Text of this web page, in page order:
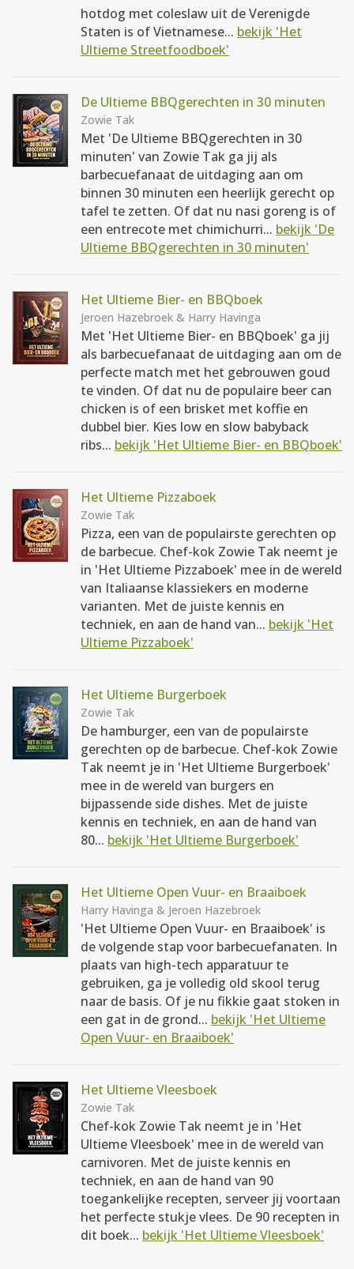
hotdog met coleslaw uit de Verenigde
Staten is of Vietnamese... bekijk 'Het
Ultieme Streetfoodboek'
De Ultieme BBQgerechten in 30 minuten
Zowie Tak
Met 'De Ultieme BBQgerechten in 30
minuten' van Zowie Tak ga jij als
barbecuefanaat de uitdaging aan om
binnen 30 minuten een heerlijk gerecht op
tafel te zetten. Of dat nu nasi goreng is of
een entrecote met chimichurri... bekijk 'De
Ultieme BBQgerechten in 30 minuten'
Het Ultieme Bier- en BBQboek
Jeroen Hazebroek & Harry Havinga
Met 'Het Ultieme Bier- en BBQboek' ga jij
als barbecuefanaat de uitdaging aan om de
perfecte match met het gebrouwen goud
te vinden. Of dat nu de populaire beer can
chicken is of een brisket met koffie en
dubbel bier. Kies low en slow babyback
ribs... bekijk 'Het Ultieme Bier- en BBQboek'
Het Ultieme Pizzaboek
Zowie Tak
Pizza, een van de populairste gerechten op
de barbecue. Chef-kok Zowie Tak neemt je
in 'Het Ultieme Pizzaboek' mee in de wereld
van Italiaanse klassiekers en moderne
varianten. Met de juiste kennis en
techniek, en aan de hand van... bekijk 'Het
Ultieme Pizzaboek'
Het Ultieme Burgerboek
Zowie Tak
De hamburger, een van de populairste
gerechten op de barbecue. Chef-kok Zowie
Tak neemt je in 'Het Ultieme Burgerboek'
mee in de wereld van burgers en
bijpassende side dishes. Met de juiste
kennis en techniek, en aan de hand van
80... bekijk 'Het Ultieme Burgerboek'
Het Ultieme Open Vuur- en Braaiboek
Harry Havinga & Jeroen Hazebroek
'Het Ultieme Open Vuur- en Braaiboek' is
de volgende stap voor barbecuefanaten. In
plaats van high-tech apparatuur te
gebruiken, ga je volledig old skool terug
naar de basis. Of je nu fikkie gaat stoken in
een gat in de grond... bekijk 'Het Ultieme
Open Vuur- en Braaiboek'
Het Ultieme Vleesboek
Zowie Tak
Chef-kok Zowie Tak neemt je in 'Het
Ultieme Vleesboek' mee in de wereld van
carnivoren. Met de juiste kennis en
techniek, en aan de hand van 90
toegankelijke recepten, serveer jij voortaan
het perfecte stukje vlees. De 90 recepten in
dit boek... bekijk 'Het Ultieme Vleesboek'